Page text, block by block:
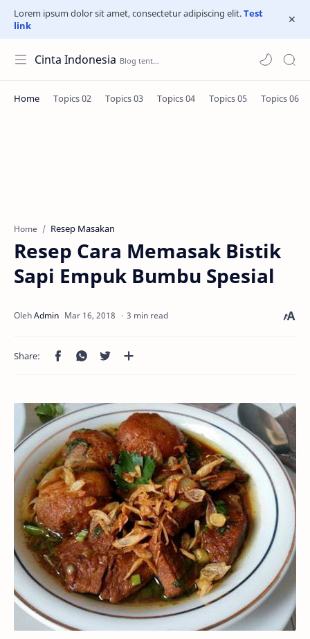
Lorem ipsum dolor sit amet, consectetur adipiscing elit.Test
link
Cinta Indonesia
Home Resep Masakan
Resep Cara Memasak Bistik
Sapi Empuk Bumbu Spesial
3 min read